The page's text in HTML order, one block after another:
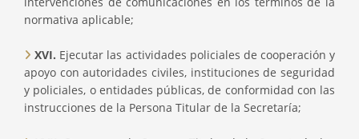
normativa aplicable;
XVI. Ejecutar las actividades policiales de cooperación y
apoyo con autoridades civiles, instituciones de seguridad
y policiales, o entidades públicas, de conformidad con las
instrucciones de la Persona Titular de la Secretaría;